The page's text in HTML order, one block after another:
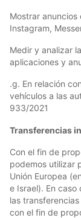
Mostrar
Instagram,
Medir y analizar
aplicaciones y
.g. En relación
vehículos a las
933/2021
Transferencias
Con el fin de
podemos utilizar
Unión Europea
e Israel). En
las
con el fin de